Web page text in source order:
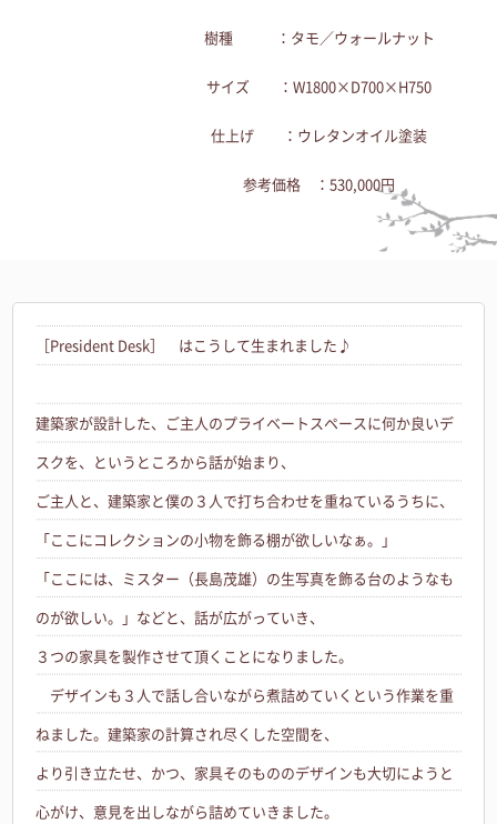
樹種 ：タモ／ウォールナット
サイズ ：W1800×D700×H750
仕上げ ：ウレタンオイル塗装
参考価格 ：530,000円
［President Desk］ はこうして生まれました♪
建築家が設計した、ご主人のプライベートスペースに何か良いデ
スクを、というところから話が始まり、
ご主人と、建築家と僕の３人で打ち合わせを重ねているうちに、
「ここにコレクションの小物を飾る棚が欲しいなぁ。」
「ここには、ミスター（長島茂雄）の生写真を飾る台のようなも
のが欲しい。」などと、話が広がっていき、
３つの家具を製作させて頂くことになりました。
デザインも３人で話し合いながら煮詰めていくという作業を重
ねました。建築家の計算され尽くした空間を、
より引き立たせ、かつ、家具そのもののデザインも大切にようと
心がけ、意見を出しながら詰めていきました。